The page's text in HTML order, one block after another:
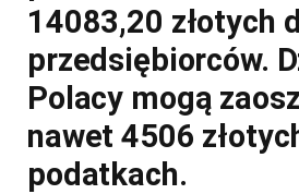
14083,20 złotych
przedsiębiorców.
Polacy mogą
nawet 4506
podatkach.